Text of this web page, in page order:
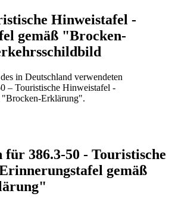
Hinweistafel -
gemäß "Brocken-
in Deutschland verwendeten
– Touristische Hinweistafel -
"Brocken-Erklärung".
für 386.3-50 - Touristische
gemäß